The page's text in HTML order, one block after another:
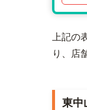
上記の
り、店
東中